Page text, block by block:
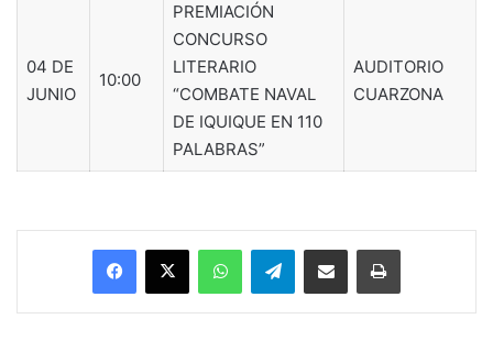
04 DE
JUNIO
10:00
PREMIACIÓN
CONCURSO
LITERARIO
“COMBATE NAVAL
DE IQUIQUE EN 110
PALABRAS”
AUDITORIO
CUARZONA
Facebook
X WhatsAppTelegramEnviar vía email Imprimir